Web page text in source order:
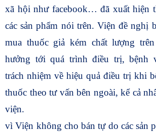
xã hội như facebook… đã xuất hiện
các sản phẩm nói trên. Viện đề nghị
mua thuốc giả kém chất lượng
hưởng tới quá trình điều trị, bệnh
trách nhiệm về hiệu quả điều trị khi
thuốc theo tư vấn bên ngoài, kể cả
viện.
vì Viện không cho bán tự do các sản